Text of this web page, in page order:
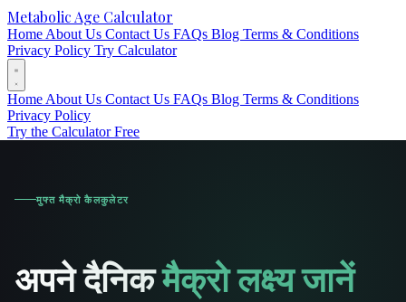
Metabolic Age Calculator
Home About Us Contact Us FAQs Blog Terms & Conditions
Privacy Policy Try Calculator
Home About Us Contact Us FAQs Blog Terms & Conditions
Privacy Policy
Try the Calculator Free
मुफ्त मैक्रो कैलकुलेटर
अपने दैनिकमैक्रो लक्ष्य जानें